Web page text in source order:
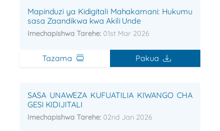
Mapinduzi ya Kidigitali Mahakamani: Hukumu
sasa Zaandikwa kwa Akili Unde
Imechapishwa Tarehe: 01st Mar 2026
Tazama Pakua
SASA UNAWEZA KUFUATILIA KIWANGO CHA
GESI KIDIJITALI
Imechapishwa Tarehe: 02nd Jan 2026